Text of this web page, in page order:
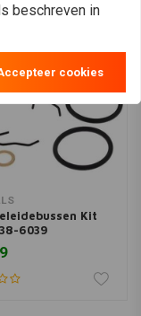
Kit
6039
beschreven in
cookies